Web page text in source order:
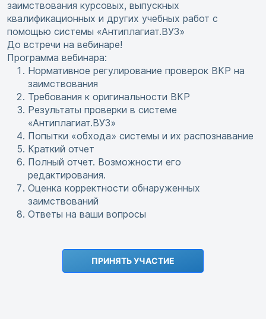
заимствования курсовых, выпускных
квалификационных и других учебных работ с
помощью системы «Антиплагиат.ВУЗ»
До встречи на вебинаре!
Программа вебинара:
Нормативное регулирование проверок ВКР на
заимствования
Требования к оригинальности ВКР
Результаты проверки в системе
«Антиплагиат.ВУЗ»
Попытки «обхода» системы и их распознавание
Краткий отчет
Полный отчет. Возможности его
редактирования.
Оценка корректности обнаруженных
заимствований
Ответы на ваши вопросы
ПРИНЯТЬ УЧАСТИЕ